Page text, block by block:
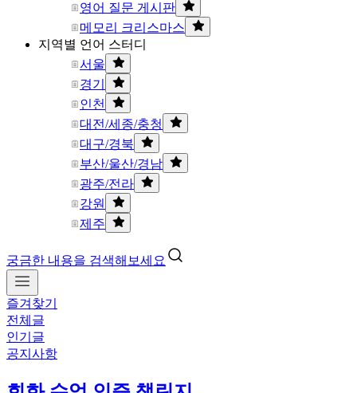
영어 질문 게시판
메모리 크리스마스
지역별 언어 스터디
서울
경기
인천
대전/세종/충청
대구/경북
부산/울산/경남
광주/전라
강원
제주
궁금한 내용을 검색해보세요
즐겨찾기
전체글
인기글
공지사항